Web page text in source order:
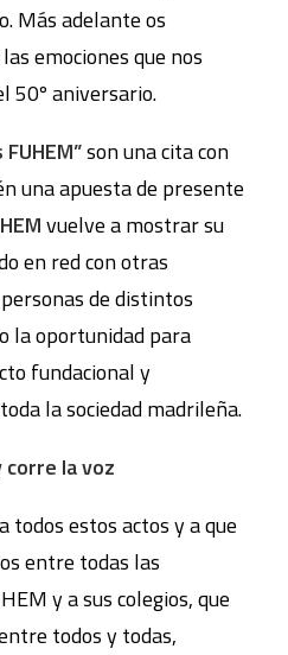
Más adelante os
emociones que nos
50º aniversario.
son una cita con
una apuesta de presente
vuelve a mostrar su
en red con otras
de distintos
la oportunidad para
fundacional y
la sociedad madrileña.
la voz
todos estos actos y a que
entre todas las
y a sus colegios, que
todos y todas,